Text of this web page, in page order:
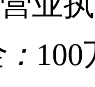
100